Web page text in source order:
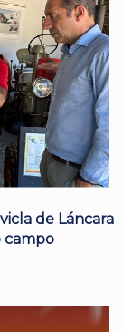
de Láncara
campo